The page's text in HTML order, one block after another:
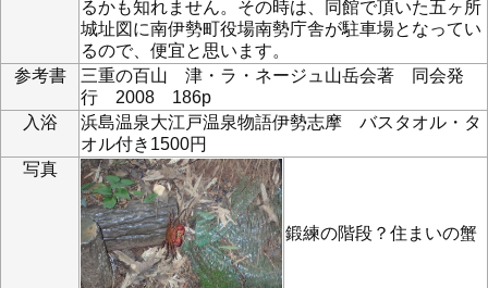
るかも知れません。その時は、同館で頂いた五ヶ所
城址図に南伊勢町役場南勢庁舎が駐車場となってい
るので、便宜と思います。
参考書
三重の百山 津・ラ・ネージュ山岳会著 同会発
行 2008 186p
入浴
浜島温泉大江戸温泉物語伊勢志摩 バスタオル・タ
オル付き1500円
写真
鍛練の階段？住まいの蟹